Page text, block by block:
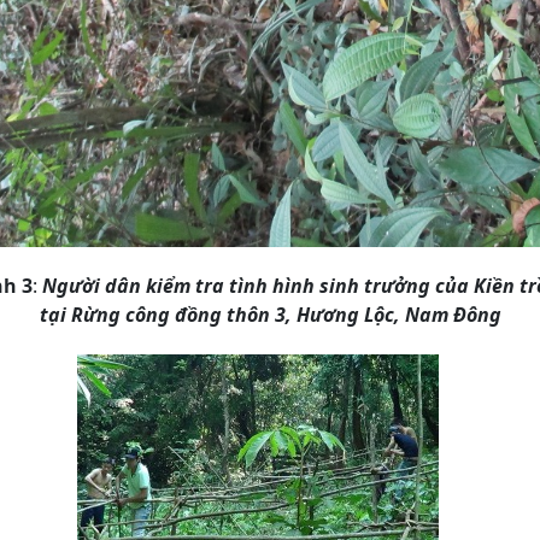
3: Người dân kiểm tra tình hình sinh trưởng của Kiền
tại Rừng công đồng thôn 3, Hương Lộc, Nam Đông